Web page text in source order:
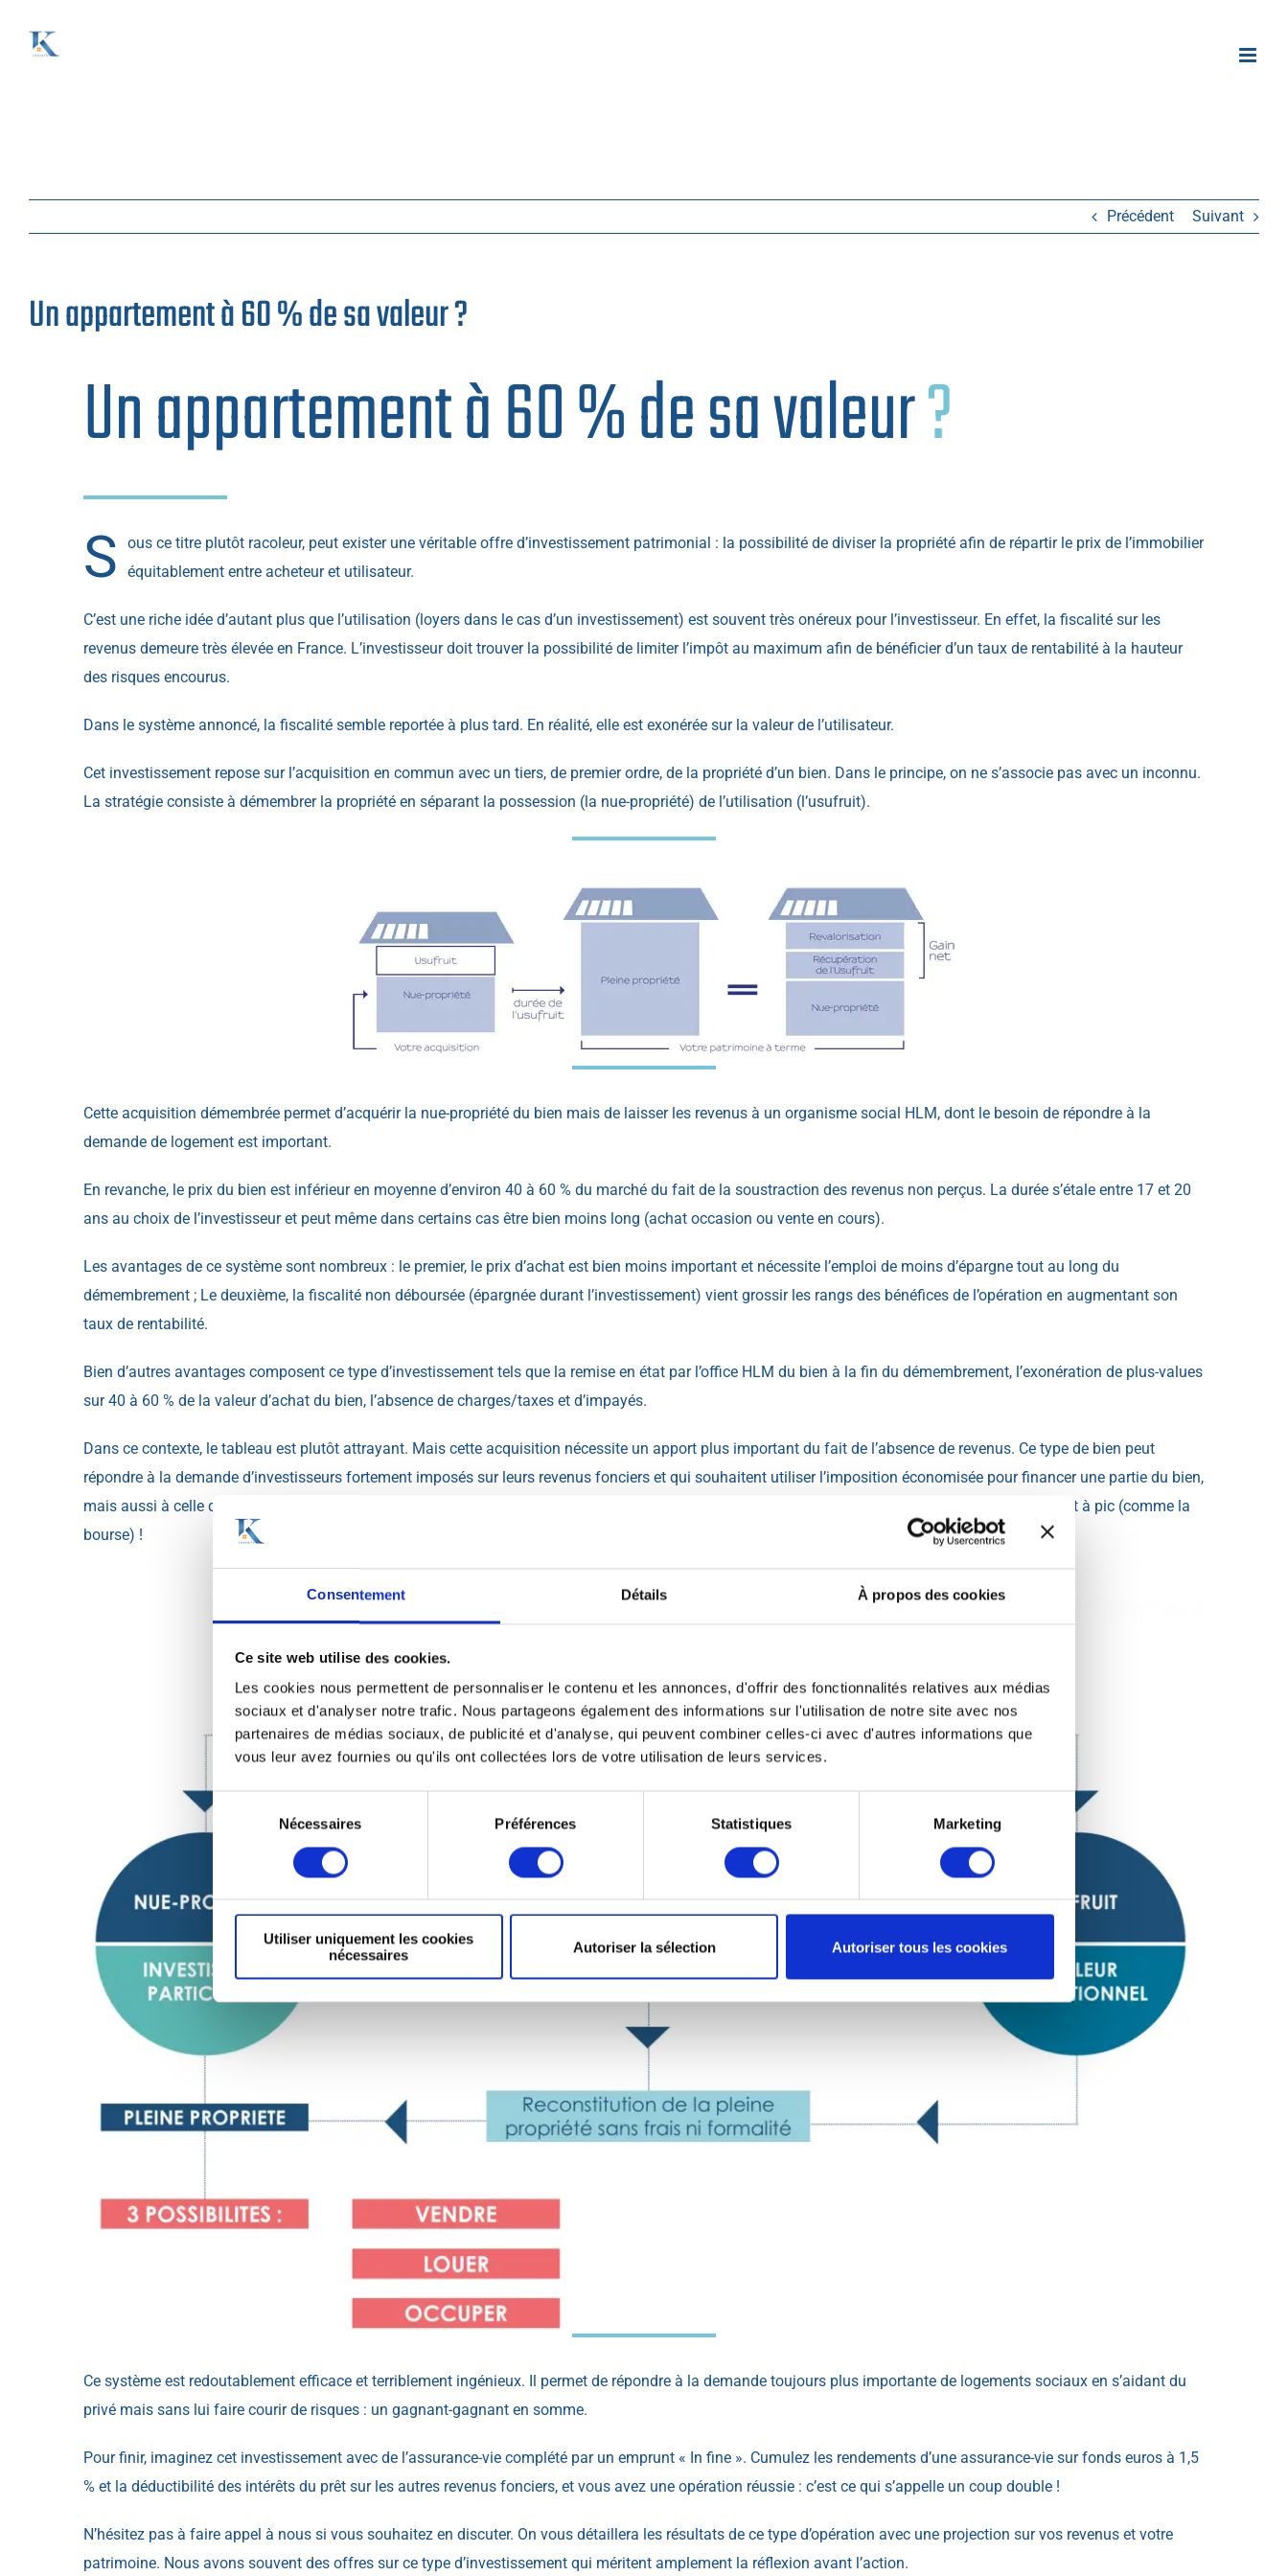
Consentement Détails À propos des cookies
Ce site web utilise des cookies.
Les cookies nous permettent de personnaliser le contenu et les annonces, d'offrir des fonctionnalités relatives aux médias
sociaux et d'analyser notre trafic. Nous partageons également des informations sur l'utilisation de notre site avec nos
partenaires de médias sociaux, de publicité et d'analyse, qui peuvent combiner celles-ci avec d'autres informations que
vous leur avez fournies ou qu'ils ont collectées lors de votre utilisation de leurs services.
Sélection
consentement
Nécessaires Préférences Statistiques Marketing
Utiliser uniquement les cookies
nécessaires
Autoriser la sélection Autoriser tous les cookies
Précédent Suivant
Un appartement à 60 % de sa valeur ?
Un appartement à 60 % de sa valeur?
S
ous ce titre plutôt racoleur, peut exister une véritable offre d’investissement patrimonial : la possibilité de diviser la propriété afin de répartir le prix de l’immobilier
équitablement entre acheteur et utilisateur.
C’est une riche idée d’autant plus que l’utilisation (loyers dans le cas d’un investissement) est souvent très onéreux pour l’investisseur. En effet, la fiscalité sur les
revenus demeure très élevée en France. L’investisseur doit trouver la possibilité de limiter l’impôt au maximum afin de bénéficier d’un taux de rentabilité à la hauteur
des risques encourus.
Dans le système annoncé, la fiscalité semble reportée à plus tard. En réalité, elle est exonérée sur la valeur de l’utilisateur.
Cet investissement repose sur l’acquisition en commun avec un tiers, de premier ordre, de la propriété d’un bien. Dans le principe, on ne s’associe pas avec un inconnu.
La stratégie consiste à démembrer la propriété en séparant la possession (la nue-propriété) de l’utilisation (l’usufruit).
Cette acquisition démembrée permet d’acquérir la nue-propriété du bien mais de laisser les revenus à un organisme social HLM, dont le besoin de répondre à la
demande de logement est important.
En revanche, le prix du bien est inférieur en moyenne d’environ 40 à 60 % du marché du fait de la soustraction des revenus non perçus. La durée s’étale entre 17 et 20
ans au choix de l’investisseur et peut même dans certains cas être bien moins long (achat occasion ou vente en cours).
Les avantages de ce système sont nombreux : le premier, le prix d’achat est bien moins important et nécessite l’emploi de moins d’épargne tout au long du
démembrement ; Le deuxième, la fiscalité non déboursée (épargnée durant l’investissement) vient grossir les rangs des bénéfices de l’opération en augmentant son
taux de rentabilité.
Bien d’autres avantages composent ce type d’investissement tels que la remise en état par l’office HLM du bien à la fin du démembrement, l’exonération de plus-values
sur 40 à 60 % de la valeur d’achat du bien, l’absence de charges/taxes et d’impayés.
Dans ce contexte, le tableau est plutôt attrayant. Mais cette acquisition nécessite un apport plus important du fait de l’absence de revenus. Ce type de bien peut
répondre à la demande d’investisseurs fortement imposés sur leurs revenus fonciers et qui souhaitent utiliser l’imposition économisée pour financer une partie du bien,
mais aussi à celle des épargnants souhaitant mettre une partie de leur patrimoine financier en sécurité et, par les temps qui courent, ça tombe plutôt à pic (comme la
bourse) !
Ce système est redoutablement efficace et terriblement ingénieux. Il permet de répondre à la demande toujours plus importante de logements sociaux en s’aidant du
privé mais sans lui faire courir de risques : un gagnant-gagnant en somme.
Pour finir, imaginez cet investissement avec de l’assurance-vie complété par un emprunt « In fine ». Cumulez les rendements d’une assurance-vie sur fonds euros à 1,5
% et la déductibilité des intérêts du prêt sur les autres revenus fonciers, et vous avez une opération réussie : c’est ce qui s’appelle un coup double !
N’hésitez pas à faire appel à nous si vous souhaitez en discuter. On vous détaillera les résultats de ce type d’opération avec une projection sur vos revenus et votre
patrimoine. Nous avons souvent des offres sur ce type d’investissement qui méritent amplement la réflexion avant l’action.